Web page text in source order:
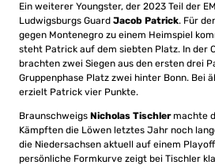
Ein weiterer Youngster, der 2023 Teil der
Ludwigsburgs Guard Jacob Patrick. Für
gegen Montenegro zu einem Heimspiel
steht Patrick auf dem siebten Platz. In der
brachten zwei Siegen aus den ersten drei
Gruppenphase Platz zwei hinter Bonn. Bei
erzielt Patrick vier Punkte.
Braunschweigs Nicholas Tischlermachte
Kämpften die Löwen letztes Jahr noch
die Niedersachsen aktuell auf einem
persönliche Formkurve zeigt bei Tischler